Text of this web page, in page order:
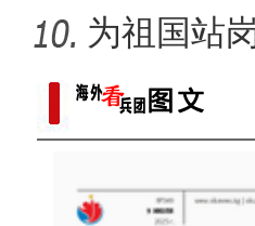
千年良
为祖国站